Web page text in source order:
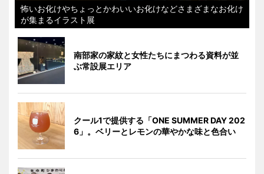
怖いお化けやちょっとかわいいお化けなどさまざまなお化け
が集まるイラスト展
南部家の家紋と女性たちにまつわる資料が並
ぶ常設展エリア
クール1で提供する「ONE SUMMER DAY 202
6」。ベリーとレモンの華やかな味と色合い